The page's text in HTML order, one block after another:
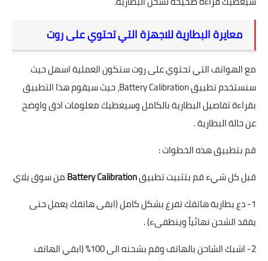
معايرة البطارية للاجهزة التي تحتوي على روت
مع الهواتف التي تحتوي على روت ستكون العملية اسهل حيث
سنستخدم تطبيق Battery Calibration، حيث سيقوم هذا التطبيق
بقراءة تفاصيل البطارية بالكامل وسيعطيك معلومات ادق واوضح
عن حالة البطارية .
قم بتطبيق هذه الخطوات :
قبل كل شيء قم بتثبيت تطبيقBattery Calibrationمن سوق بلاي
1- دع بطارية هاتفك تفرغ بشكل كامل (ابقى هاتفك يعمل حتى
يفقد الشحن نهائياً وينطفىء) .
2- اشبك الشاحن بالهاتف وقم بشحنه الى 100% (ابقي الهاتف